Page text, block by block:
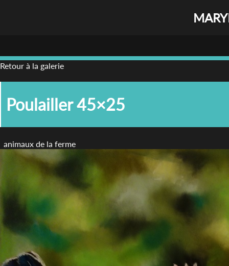
Retour à la galerie
Poulailler 45×25
animaux de la ferme